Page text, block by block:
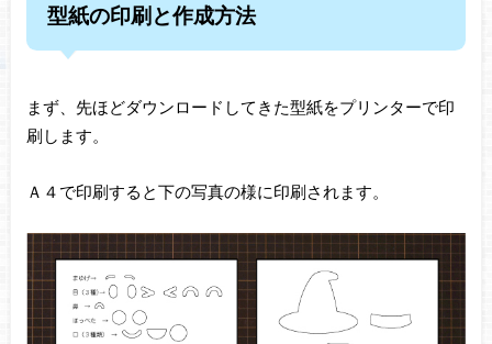
型紙の印刷と作成方法
まず、先ほどダウンロードしてきた型紙をプリンターで印
刷します。
Ａ４で印刷すると下の写真の様に印刷されます。